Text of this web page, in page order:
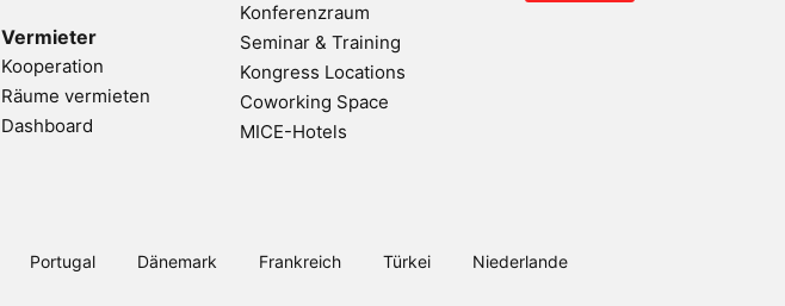
Vermieter
Kooperation
Räume vermieten
Dashboard
Konferenzraum
Seminar & Training
Kongress Locations
Coworking Space
MICE-Hotels
Portugal Dänemark Frankreich Türkei
Niederlande